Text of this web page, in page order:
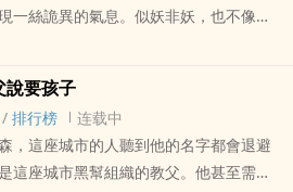
一絲詭異的氣息。似妖非妖，也不像人
們狩妖門的御劍法，將他的劍術給頂了
說！一介妖物為何使我狩妖門劍
這便是他與宣兒的初遇。就在幾日過
鈴響，衛凌嗣以為宣兒遇見了麻煩事，
說要孩子
/ 排行榜
连载中
，這座城市的人聽到他的名字都會退避
這座城市黑幫組織的教父。他甚至需要